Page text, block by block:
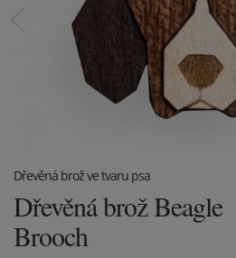
Dřevěná brož ve tvaru psa
Dřevěná brož Beagle
Brooch